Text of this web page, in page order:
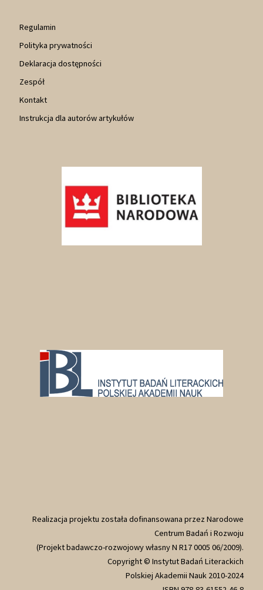
Regulamin
Polityka prywatności
Deklaracja dostępności
Zespół
Kontakt
Instrukcja dla autorów artykułów
Realizacja projektu została dofinansowana przez Narodowe
Centrum Badań i Rozwoju
(Projekt badawczo-rozwojowy własny N R17 0005 06/2009).
Copyright © Instytut Badań Literackich
Polskiej Akademii Nauk 2010-2024